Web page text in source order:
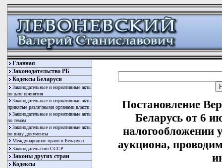
Главная
Законодательство РБ
Кодексы Беларуси
Законодательные и нормативные акты
по дате принятия
Законодательные и нормативные акты
принятые различными органами власти
Законодательные и нормативные акты
по темам
Законодательные и нормативные акты
по виду документы
Международное право в Беларуси
Законодательство СССР
Законы других стран
Кодексы
Постановление
Беларусь от 6
налогообложении
аукциона,